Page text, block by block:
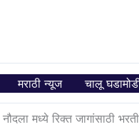
मराठी न्यूज चालू
नौदला मध्ये रिक्त